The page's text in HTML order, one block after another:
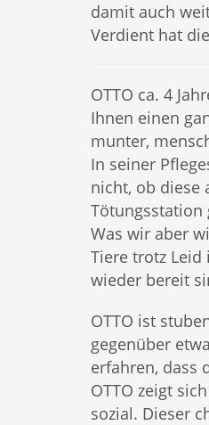
damit auch
Verdient hat
OTTO ca. 4
Ihnen einen
munter,
In seiner
nicht, ob diese
Tötungsstation
Was wir aber
Tiere trotz Leid
wieder bereit
OTTO ist
gegenüber
erfahren, dass
OTTO zeigt
sozial. Dieser